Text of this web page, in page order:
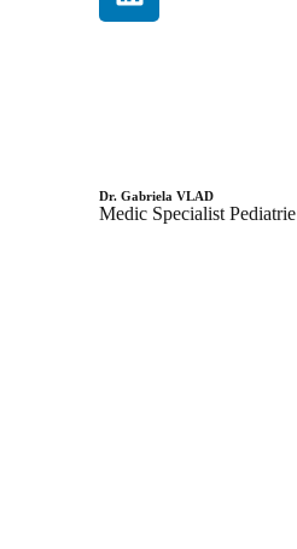
Dr. Gabriela VLAD
Medic Specialist Pediatrie